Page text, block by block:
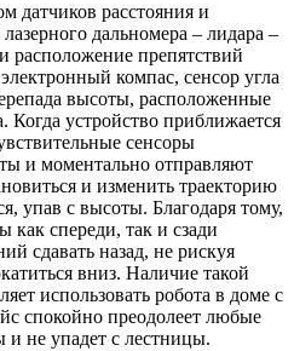
датчиков расстояния и
дальномера – лидара –
расположение препятствий
компас, сенсор угла
высоты, расположенные
Когда устройство приближается
сенсоры
и моментально отправляют
и изменить траекторию
упав с высоты. Благодаря тому,
как спереди, так и сзади
сдавать назад, не рискуя
вниз. Наличие такой
использовать робота в доме с
спокойно преодолеет любые
и не упадет с лестницы.